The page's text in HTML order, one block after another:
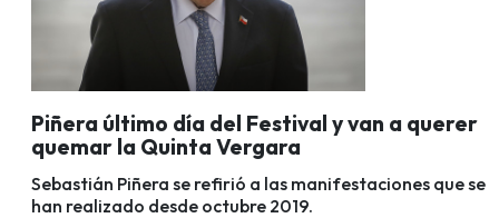
Piñera último día del Festival y van a querer
quemar la Quinta Vergara
Sebastián Piñera se refirió a las manifestaciones que se
han realizado desde octubre 2019.